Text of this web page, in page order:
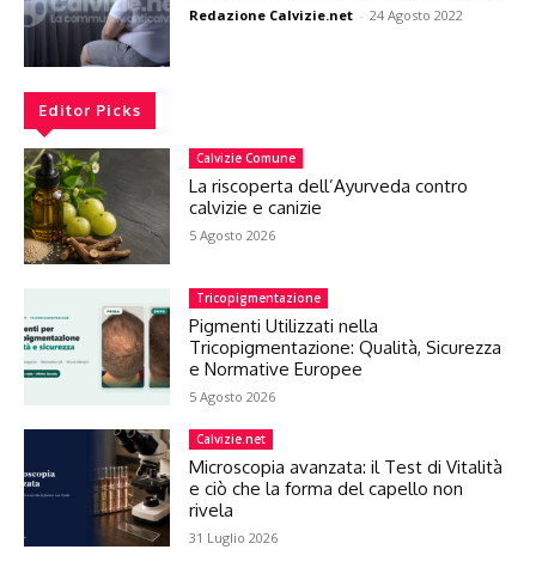
Redazione Calvizie.net - 24 Agosto 2022
Editor Picks
Calvizie Comune
La riscoperta dell’Ayurveda contro
calvizie e canizie
5 Agosto 2026
Tricopigmentazione
Pigmenti Utilizzati nella
Tricopigmentazione: Qualità, Sicurezza
e Normative Europee
5 Agosto 2026
Calvizie.net
Microscopia avanzata: il Test di Vitalità
e ciò che la forma del capello non
rivela
31 Luglio 2026